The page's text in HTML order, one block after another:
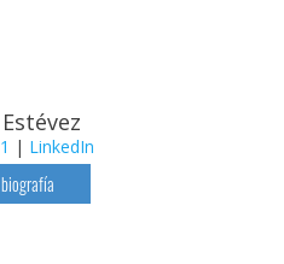
| LinkedIn